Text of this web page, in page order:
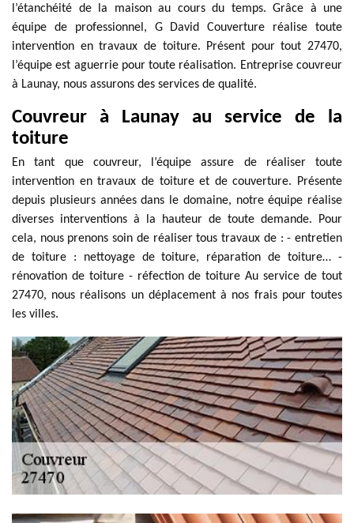
l’étanchéité de la maison au cours du temps. Grâce à une
équipe de professionnel, G David Couverture réalise toute
intervention en travaux de toiture. Présent pour tout 27470,
l’équipe est aguerrie pour toute réalisation. Entreprise couvreur
à Launay, nous assurons des services de qualité.
Couvreur à Launay au service de la
toiture
En tant que couvreur, l’équipe assure de réaliser toute
intervention en travaux de toiture et de couverture. Présente
depuis plusieurs années dans le domaine, notre équipe réalise
diverses interventions à la hauteur de toute demande. Pour
cela, nous prenons soin de réaliser tous travaux de : - entretien
de toiture : nettoyage de toiture, réparation de toiture… -
rénovation de toiture - réfection de toiture Au service de tout
27470, nous réalisons un déplacement à nos frais pour toutes
les villes.